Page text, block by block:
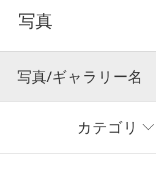
写真
写真/ギャラリー名
カテゴリ